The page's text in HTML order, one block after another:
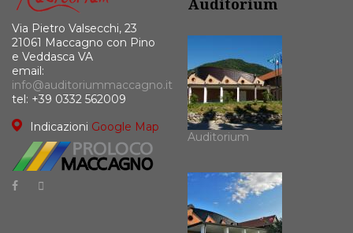
Via Pietro Valsecchi, 23
21061 Maccagno con Pino
e Veddasca VA
email:
info@auditoriummaccagno.it
tel: +39 0332 562009
Indicazioni Google Map
Auditorium